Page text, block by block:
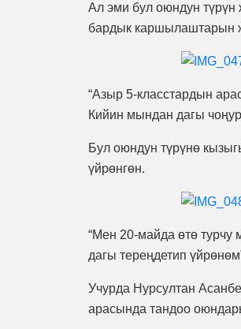
Ал эми бул оюндун түрүн
бардык каршылаштарын
“Азыр 5-класстардын
Кийин мындан дагы
Бул оюндун түрүнө
үйрөнгөн.
“Мен 20-майда өтө
дагы тереңдетип
Учурда Нурсултан
арасында тандоо